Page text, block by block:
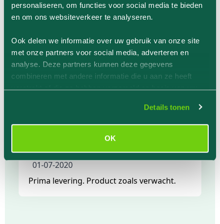
personaliseren, om functies voor social media te bieden
en om ons websiteverkeer te analyseren.
Ook delen we informatie over uw gebruik van onze site
met onze partners voor social media, adverteren en
analyse. Deze partners kunnen deze gegevens
combineren met andere informatie die u aan ze heeft
verstrekt of die ze hebben verzameld op basis van uw
Details tonen
OK
Bloedwaarden waren weer goed hersteld
na inname van deze capsules
Waardering
Productbeoordeling door Guido Drumont
Productbeoordeling doorI.Y. Veen
01-07-2020
Prima levering. Product zoals verwacht.